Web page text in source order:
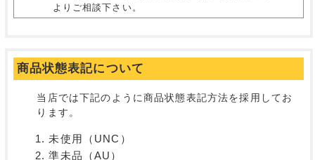
よりご相談下さい。
商品状態表記について
当店では下記のように商品状態表記方法を採用してお
ります。
未使用（UNC）
準未品（AU）